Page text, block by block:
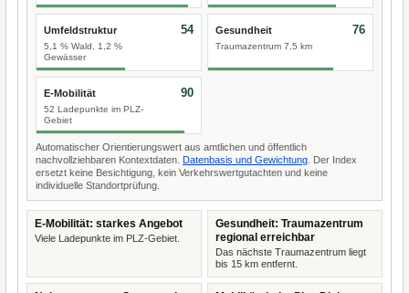
Umfeldstruktur
5,1 % Wald, 1,2 %
Gewässer
54 Gesundheit
Traumazentrum 7,5 km
76
E-Mobilität
52 Ladepunkte im PLZ-
Gebiet
90
Automatischer Orientierungswert aus amtlichen und öffentlich
nachvollziehbaren Kontextdaten. Datenbasis und Gewichtung . Der Index
ersetzt keine Besichtigung, kein Verkehrswertgutachten und keine
individuelle Standortprüfung.
E-Mobilität: starkes Angebot
Viele Ladepunkte im PLZ-Gebiet.
Gesundheit: Traumazentrum
regional erreichbar
Das nächste Traumazentrum liegt
bis 15 km entfernt.